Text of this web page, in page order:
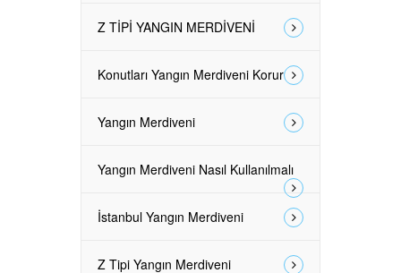
Z TİPİ YANGIN MERDİVENİ
Konutları Yangın Merdiveni Korur
Yangın Merdiveni
Yangın Merdiveni Nasıl Kullanılmalı
İstanbul Yangın Merdiveni
Z Tipi Yangın Merdiveni